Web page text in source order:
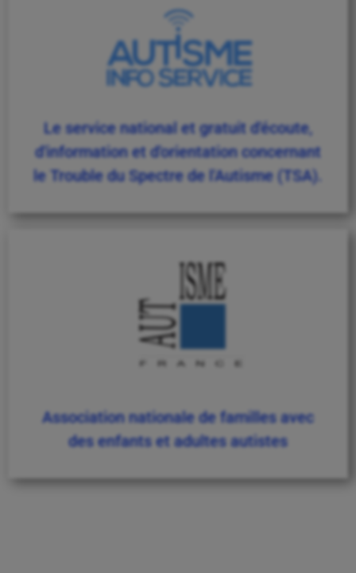
Le service national et gratuit d'écoute,
d'information et d'orientation concernant
le Trouble du Spectre de l'Autisme (TSA).
Association nationale de familles avec
des enfants et adultes autistes